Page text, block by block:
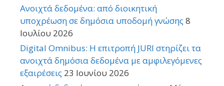
Ανοιχτά δεδομένα: από διοικητική
υποχρέωση σε δημόσια υποδομή γνώσης 8
Ιουλίου 2026
Digital Omnibus: Η επιτροπή JURI στηρίζει τα
ανοιχτά δημόσια δεδομένα με αμφιλεγόμενες
εξαιρέσεις 23 Ιουνίου 2026